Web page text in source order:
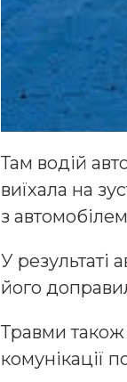
Там водій
виїхала на
з
У результаті
його
Травми також
комунікації